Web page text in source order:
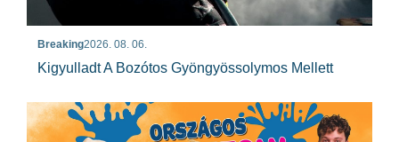
Breaking2026. 08. 06.
Kigyulladt A Bozótos Gyöngyössolymos Mellett